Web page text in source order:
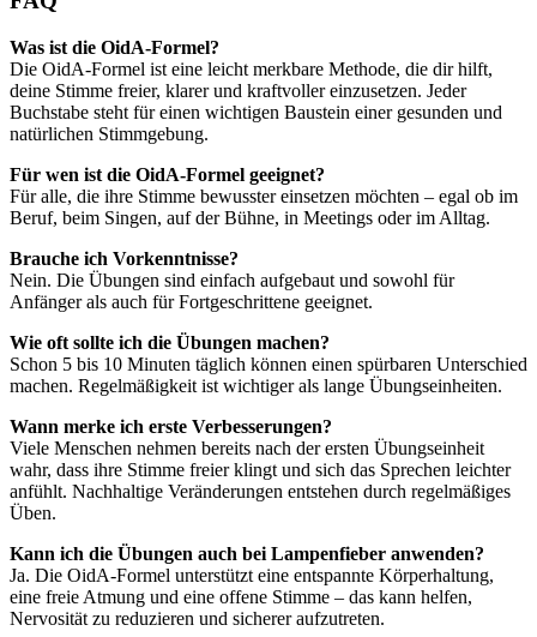
Was ist die OidA-Formel?
Die OidA-Formel ist eine leicht merkbare Methode, die dir hilft,
deine Stimme freier, klarer und kraftvoller einzusetzen. Jeder
Buchstabe steht für einen wichtigen Baustein einer gesunden und
natürlichen Stimmgebung.
Für wen ist die OidA-Formel geeignet?
Für alle, die ihre Stimme bewusster einsetzen möchten – egal ob im
Beruf, beim Singen, auf der Bühne, in Meetings oder im Alltag.
Brauche ich Vorkenntnisse?
Nein. Die Übungen sind einfach aufgebaut und sowohl für
Anfänger als auch für Fortgeschrittene geeignet.
Wie oft sollte ich die Übungen machen?
Schon 5 bis 10 Minuten täglich können einen spürbaren Unterschied
machen. Regelmäßigkeit ist wichtiger als lange Übungseinheiten.
Wann merke ich erste Verbesserungen?
Viele Menschen nehmen bereits nach der ersten Übungseinheit
wahr, dass ihre Stimme freier klingt und sich das Sprechen leichter
anfühlt. Nachhaltige Veränderungen entstehen durch regelmäßiges
Üben.
Kann ich die Übungen auch bei Lampenfieber anwenden?
Ja. Die OidA-Formel unterstützt eine entspannte Körperhaltung,
eine freie Atmung und eine offene Stimme – das kann helfen,
Nervosität zu reduzieren und sicherer aufzutreten.